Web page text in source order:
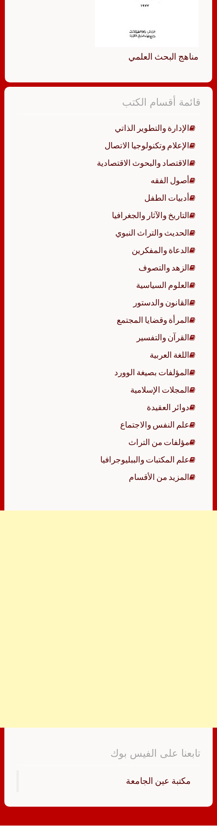
مناهج البحث العلمي
قائمة أقسام الكتب
الإدارة والتطوير الذاتي
الإعلام وتكنولوجيا الاتصال
الاقتصاد والبحوث الاقتصادية
أصول الفقه
أدبيات الطفل
التاريخ والآثار والجغرافيا
الحديث والتراث النبوي
الدعاة والمفكرين
الزهد والتصوف
العلوم السياسية
القانون والدستور
المرأة وقضايا المجتمع
القرآن والتفسير
اللغة العربية
المؤلفات بصيغة الوورد
المجلات الإسلامية
دوائر العقيدة
علم النفس والاجتماع
مؤلفات من التراث
علم المكتبات والببليوجرافيا
المزيد من الأقسام
تابعنا على الفيس بوك
‏مكتبة عين الجامعة‏